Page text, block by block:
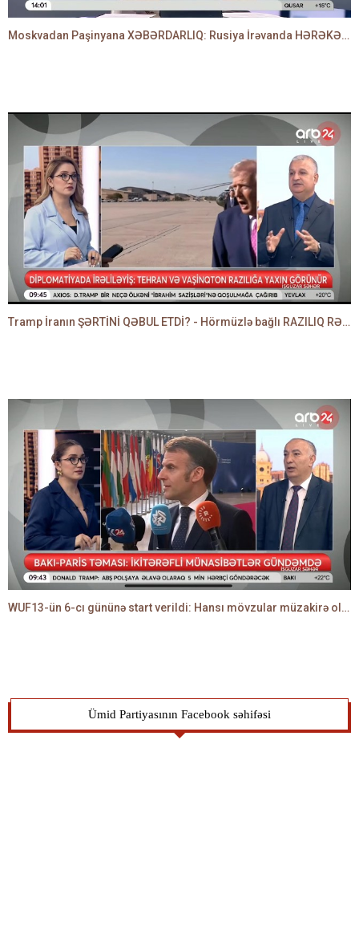
Moskvadan Paşinyana XƏBƏRDARLIQ: Rusiya İrəvanda HƏRƏKƏTƏ KEÇDİ - TAMİLLA QULAMİ danışır
Tramp İranın ŞƏRTİNİ QƏBUL ETDİ? - Hörmüzlə bağlı RAZILIQ RƏSMƏN AÇIQLANIR -BAKİR HƏDƏNBƏYLİ danışır
WUF13-ün 6-cı gününə start verildi: Hansı mövzular müzakirə olunacaq? -TALEH ƏLİYEV danışır
Ümid Partiyasının Facebook səhifəsi